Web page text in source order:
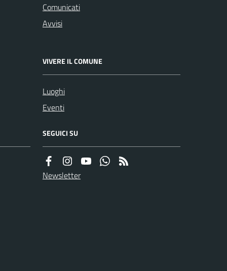
Comunicati
Avvisi
VIVERE IL COMUNE
Luoghi
Eventi
SEGUICI SU
Newsletter